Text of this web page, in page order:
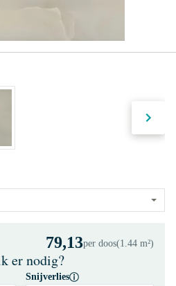
79,13per doos(1.44 m²)
er nodig?
Snijverlies